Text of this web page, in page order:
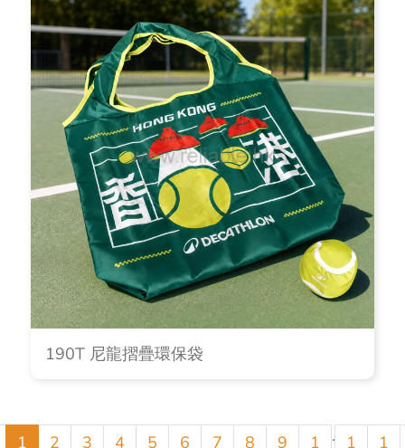
190T 尼龍摺疊環保袋
1 2 3 4 5 6 7 8 9 1
.
1 1